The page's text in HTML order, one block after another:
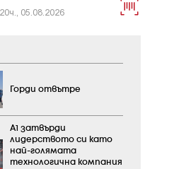
05.08.2026
Горди отвътре
А1 затвърди
лидерството си като
най-голямата
технологична компания